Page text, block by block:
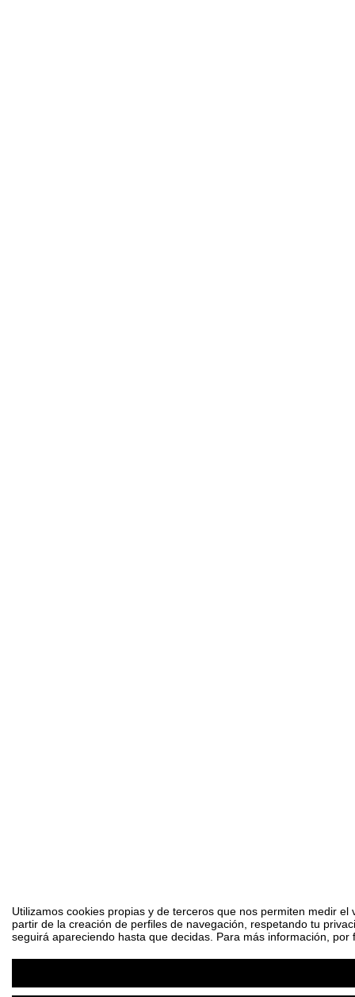
Utilizamos cookies propias y de terceros que nos permiten medir
partir de la creación de perfiles de navegación, respetando tu
seguirá apareciendo hasta que decidas. Para más información,